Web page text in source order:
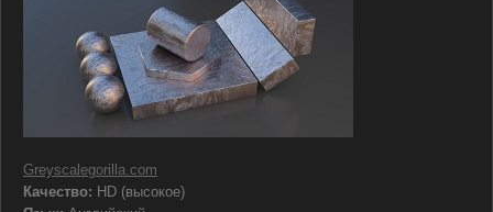
Greyscalegorilla.com
Качество: HD (высокое)